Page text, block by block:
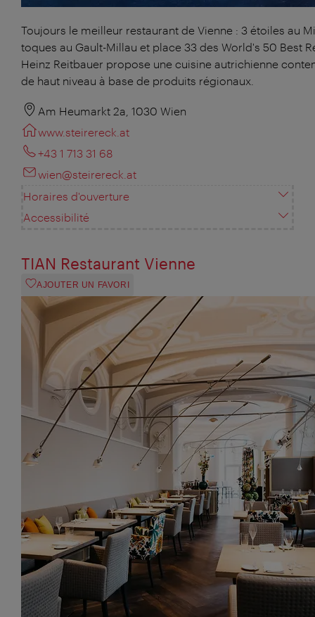
Toujours le meilleur restaurant de Vienne : 3 étoiles au
toques au Gault-Millau et place 33 des World's 50 Best
Heinz Reitbauer propose une cuisine autrichienne
de haut niveau à base de produits régionaux.
Am Heumarkt 2a, 1030 Wien
www.steirereck.at
+43 1 713 31 68
wien@steirereck.at
Horaires d'ouverture
Accessibilité
TIAN Restaurant Vienne
AJOUTER UN FAVORI